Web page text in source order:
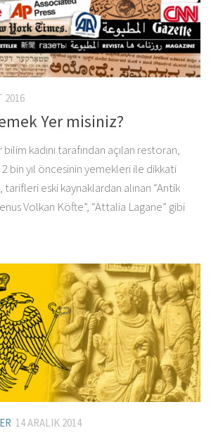
2016
Yer misiniz?
kadını tarafından açılan restoran,
bin yıl öncesinin yemekleri ile dikkati
eski kaynaklardan alınan “Antik
Volkan Köfte”, “Attalia Lagane” gibi
14 ARALIK 2014